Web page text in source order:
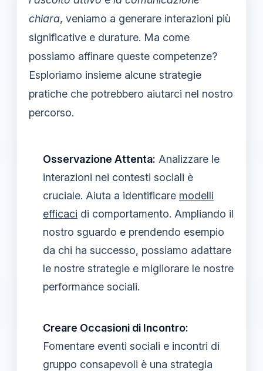
chiara, veniamo a generare interazioni più
significative e durature. Ma come
possiamo affinare queste competenze?
Esploriamo insieme alcune strategie
pratiche che potrebbero aiutarci nel nostro
percorso.
Osservazione Attenta: Analizzare le
interazioni nei contesti sociali è
cruciale. Aiuta a identificare modelli
efficaci di comportamento. Ampliando il
nostro sguardo e prendendo esempio
da chi ha successo, possiamo adattare
le nostre strategie e migliorare le nostre
performance sociali.
Creare Occasioni di Incontro:
Fomentare eventi sociali e incontri di
gruppo consapevoli è una strategia